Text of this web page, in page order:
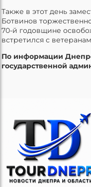
Также в этот день
Ботвинов
70-й годовщине
встретился с
По информации
государственной